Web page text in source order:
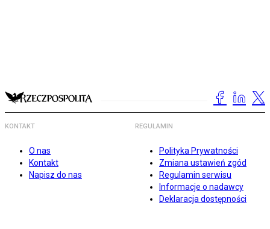
KONTAKT
O nas
Kontakt
Napisz do nas
REGULAMIN
Polityka Prywatności
Zmiana ustawień zgód
Regulamin serwisu
Informacje o nadawcy
Deklaracja dostępności